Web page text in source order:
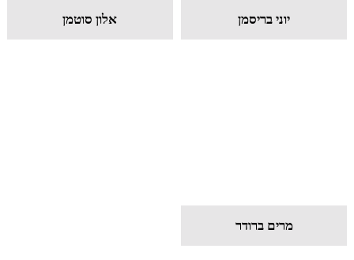
יוני בריסמן אלון סוטמן
מרים ברודר